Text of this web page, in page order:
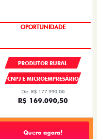
PREÇOS REDUZIDOS
PRODUTOR RURAL
CNPJ E MICROEMPRESÁRIO
De: R$ 177.990,00
R$ 169.090,50
Quero agora!